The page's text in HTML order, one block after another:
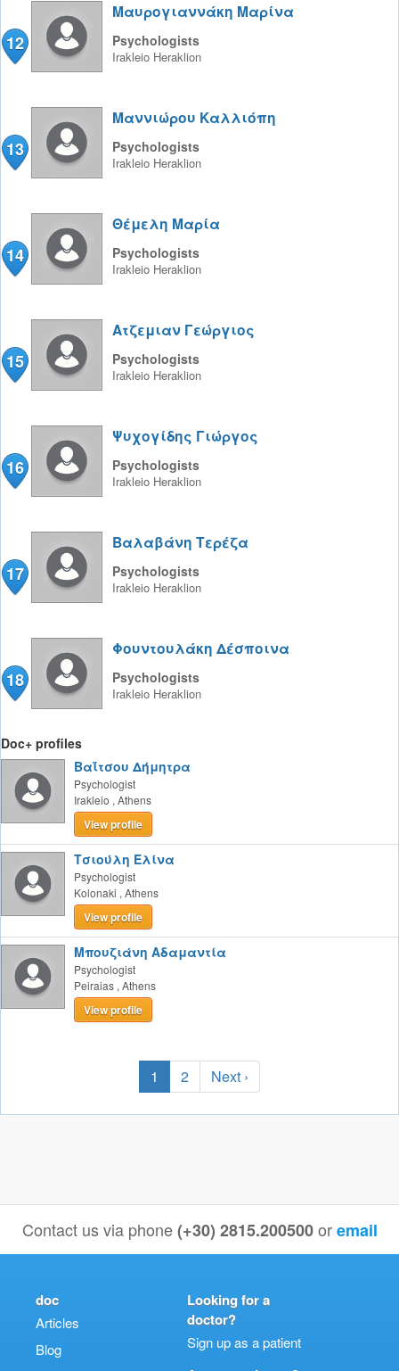
12
Μαυρογιαννάκη Μαρίνα
Psychologists
Irakleio Heraklion
13
Μαννιώρου Καλλιόπη
Psychologists
Irakleio Heraklion
14
Θέμελη Μαρία
Psychologists
Irakleio Heraklion
15
Ατζεμιαν Γεώργιος
Psychologists
Irakleio Heraklion
16
Ψυχογίδης Γιώργος
Psychologists
Irakleio Heraklion
17
Βαλαβάνη Τερέζα
Psychologists
Irakleio Heraklion
18
Φουντουλάκη Δέσποινα
Psychologists
Irakleio Heraklion
Doc+ profiles
Βαΐτσου Δήμητρα
Psychologist
Irakleio , Athens
View profile
Τσιούλη Ελίνα
Psychologist
Kolonaki , Athens
View profile
Μπουζιάνη Αδαμαντία
Psychologist
Peiraias , Athens
View profile
1 2 Next ›
Contact us via phone(+30) 2815.200500 oremail
doc
Articles
Blog
Looking for a
doctor?
Sign up as a patient